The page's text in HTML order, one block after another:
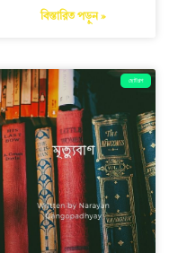
বিস্তারিত পড়ুন »
ছোটগল্প